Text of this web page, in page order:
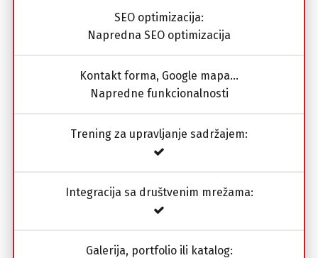
SEO optimizacija:
Napredna SEO optimizacija
Kontakt forma, Google mapa…
Napredne funkcionalnosti
Trening za upravljanje sadržajem:
Integracija sa društvenim mrežama:
Galerija, portfolio ili katalog: